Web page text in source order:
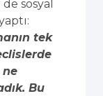
sosyal
tek
ne
Bu